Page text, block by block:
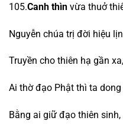
105.Canh thìn vừa thuở
Nguyễn chúa trị đời hiệu
Truyền cho thiên hạ gần xa,
Ai thờ đạo Phật thì ta dong
Bằng ai giữ đạo thiên sinh,